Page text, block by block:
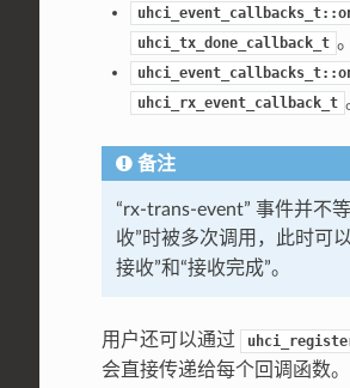
uhci_tx_done_callback_t 。
uhci_rx_event_callback_t
备注
“rx-trans-event” 事件并不
收”时被多次调用，此时可
接收”和“接收完成”。
用户还可以通过
会直接传递给每个回调函数。